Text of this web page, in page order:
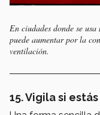
En ciudades donde se
puede aumentar por la
ventilación.
15. Vigila si